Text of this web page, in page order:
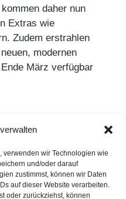
verwenden wir Technologien wie
und/oder darauf
zustimmst, können wir Daten
auf dieser Website verarbeiten.
oder zurückziehst, können
daher nun
Extras wie
Zudem erstrahlen
modernen
März verfügbar
,PUKY NEXT
mit
2025 an